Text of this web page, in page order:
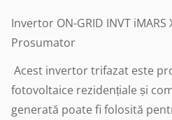
Invertor ON-GRID INVT iMARS
Prosumator
Acest invertor trifazat este
fotovoltaice rezidențiale și
generată poate fi folosită